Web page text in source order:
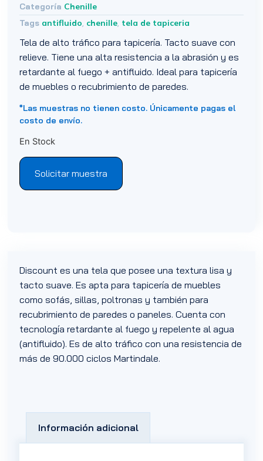
Categoría Chenille
Tags antifluido, chenille, tela de tapiceria
Tela de alto tráfico para tapicería. Tacto suave con
relieve. Tiene una alta resistencia a la abrasión y es
retardante al fuego + antifluido. Ideal para tapicería
de muebles o recubrimiento de paredes.
*Las muestras no tienen costo. Únicamente pagas el
costo de envío.
En Stock
Solicitar muestra
Discount es una tela que posee una textura lisa y
tacto suave. Es apta para tapicería de muebles
como sofás, sillas, poltronas y también para
recubrimiento de paredes o paneles. Cuenta con
tecnología retardante al fuego y repelente al agua
(antifluido). Es de alto tráfico con una resistencia de
más de 90.000 ciclos Martindale.
Información adicional